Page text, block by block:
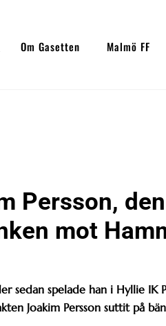
SearchOm Gasetten Malmö FF
Persson,
mot
sedan spelade han i Hyllie
Joakim Persson suttit på